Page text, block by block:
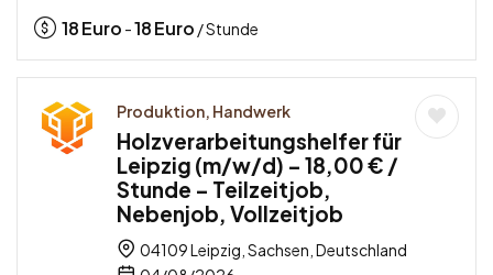
18Euro -18Euro / Stunde
Produktion, Handwerk
Holzverarbeitungshelfer für
Leipzig (m/w/d) – 18,00 € /
Stunde – Teilzeitjob,
Nebenjob, Vollzeitjob
04109 Leipzig, Sachsen, Deutschland